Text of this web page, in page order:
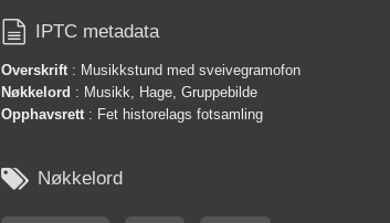
 IPTC metadata
Overskrift : Musikkstund med sveivegramofon
Nøkkelord : Musikk, Hage, Gruppebilde
Opphavsrett : Fet historelags fotsamling
 Nøkkelord